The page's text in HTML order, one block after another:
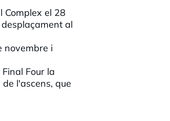
Complex el 28
al
novembre i
Four la
l'ascens, que